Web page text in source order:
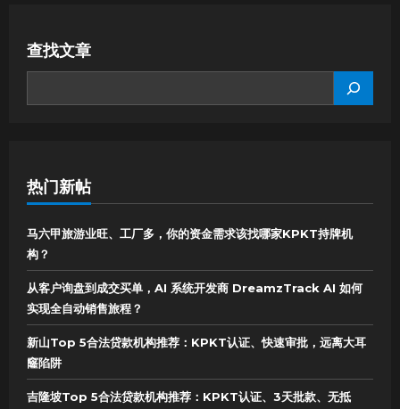
查找文章
热门新帖
马六甲旅游业旺、工厂多，你的资金需求该找哪家KPKT持牌机
构？
从客户询盘到成交买单，AI 系统开发商 DreamzTrack AI 如何
实现全自动销售旅程？
新山Top 5合法贷款机构推荐：KPKT认证、快速审批，远离大耳
窿陷阱
吉隆坡Top 5合法贷款机构推荐：KPKT认证、3天批款、无抵